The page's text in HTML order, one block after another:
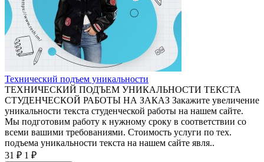
Технический подъем уникальности
ТЕХНИЧЕСКИЙ ПОДЪЕМ УНИКАЛЬНОСТИ ТЕКСТА
СТУДЕНЧЕСКОЙ РАБОТЫ НА ЗАКАЗ Закажите увеличение
уникальности текста студенческой работы на нашем сайте.
Мы подготовим работу к нужному сроку в соответствии со
всеми вашими требованиями. Стоимость услуги по тех.
подъема уникальности текста на нашем сайте явля..
31 ₽ 1 ₽